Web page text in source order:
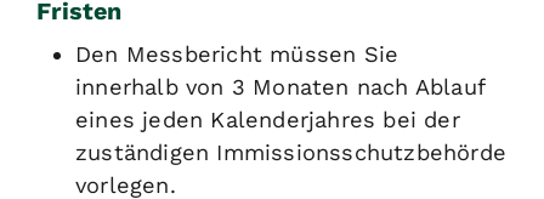
Fristen
Den Messbericht müssen Sie
innerhalb von 3 Monaten nach Ablauf
eines jeden Kalenderjahres bei der
zuständigen Immissionsschutzbehörde
vorlegen.